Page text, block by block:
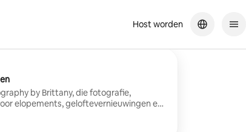
Host worden
by Brittany, die fotografie,
elopements, geloftevernieuwingen en
en meer. Ik ondersteun je van
je aanwezig, ontspannen en verbonden